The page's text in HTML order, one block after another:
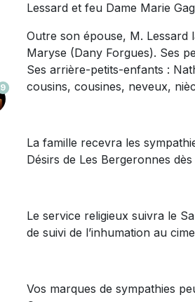
9
Lessard et feu Dame
Outre son épouse, M. Lessard
Maryse (Dany Forgues). Ses
Ses arrière-petits-enfants :
cousins, cousines, neveux,
La famille recevra les
Désirs de Les Bergeronnes
Le service religieux suivra le
de suivi de l’inhumation au
Vos marques de sympathies